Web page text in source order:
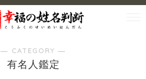
― CATEGORY ―
有名人鑑定